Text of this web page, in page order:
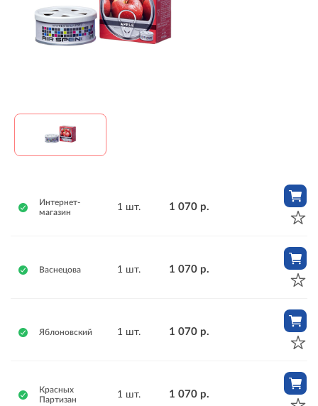
Интернет-
магазин
1 шт. 1 070 р.
Васнецова 1 шт. 1 070 р.
Яблоновский 1 шт. 1 070 р.
Красных
Партизан
1 шт. 1 070 р.